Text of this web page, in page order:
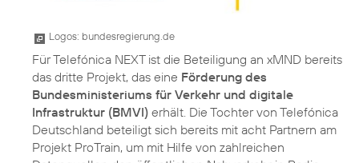
Logos: bundesregierung.de
Für Telefónica NEXT ist die Beteiligung an xMND bereits
das dritte Projekt, das eine Förderung des
Bundesministeriums für Verkehr und digitale
Infrastruktur (BMVI) erhält. Die Tochter von Telefónica
Deutschland beteiligt sich bereits mit acht Partnern am
Projekt ProTrain, um mit Hilfe von zahlreichen